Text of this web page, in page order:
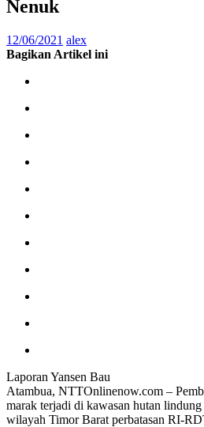
Nenuk
12/06/2021 alex
Bagikan Artikel ini
Laporan Yansen Bau
Atambua, NTTOnlinenow.com –
marak terjadi di kawasan hutan
wilayah Timor Barat perbatasan RI-